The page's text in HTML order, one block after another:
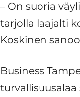
– On suoria
tarjolla laajalti
Koskinen
Business
turvallisuusalaa